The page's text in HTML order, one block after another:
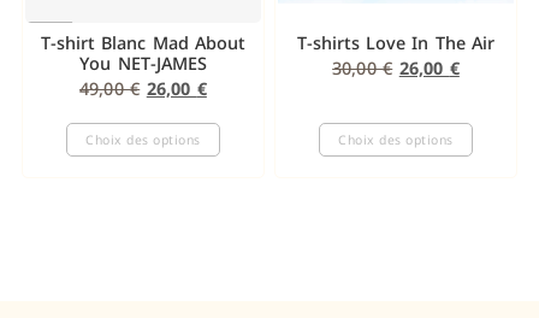
T-shirt Blanc Mad About
You NET-JAMES
49,00€ 26,00 €
Choix des options
T-shirts Love In The Air
30,00€ 26,00 €
Choix des options